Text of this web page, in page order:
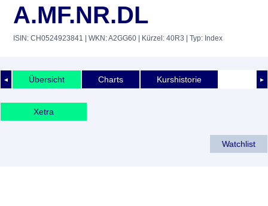
A.MF.NR.DL
ISIN: CH0524923841 | WKN: A2GG60 | Kürzel: 40R3 | Typ: Index
◄ ►
Übersicht Charts Kurshistorie
Xetra
Watchlist